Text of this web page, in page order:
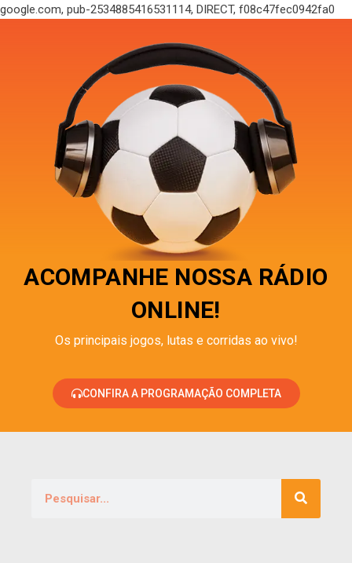
google.com, pub-2534885416531114, DIRECT, f08c47fec0942fa0
ACOMPANHE NOSSA RÁDIO
ONLINE!
Os principais jogos, lutas e corridas ao vivo!
CONFIRA A PROGRAMAÇÃO COMPLETA